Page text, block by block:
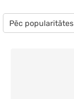
Pēc popularitātes